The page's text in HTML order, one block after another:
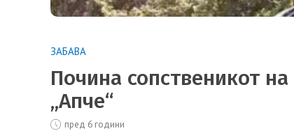
ЗАБАВА
Почина сопственикот
„Апче“
пред 6 години